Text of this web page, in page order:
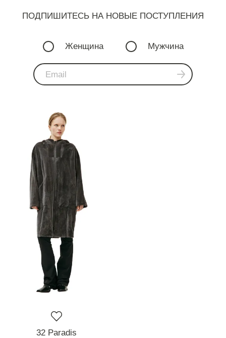
ПОДПИШИТЕСЬ НА НОВЫЕ ПОСТУПЛЕНИЯ
Женщина Мужчина
32 Paradis